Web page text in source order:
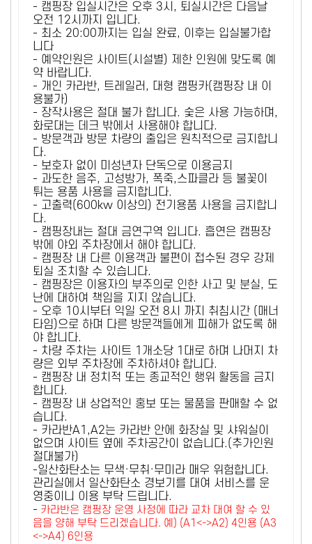
- 캠핑장 입실시간은 오후 3시, 퇴실시간은 다음날
오전 12시까지 입니다.
- 최소 20:00까지는 입실 완료, 이후는 입실불가합
니다
- 예약인원은 사이트(시설별) 제한 인원에 맞도록 예
약 바랍니다.
- 개인 카라반, 트레일러, 대형 캠핑카(캠핑장 내 이
용불가)
- 장작사용은 절대 불가 합니다. 숯은 사용 가능하며,
화로대는 데크 밖에서 사용해야 합니다.
- 방문객과 방문 차량의 출입은 원칙적으로 금지합니
다.
- 보호자 없이 미성년자 단독으로 이용금지
- 과도한 음주, 고성방가, 폭죽,스파클라 등 불꽃이
튀는 용품 사용을 금지합니다.
- 고출력(600kw 이상의) 전기용품 사용을 금지합니
다.
- 캠핑장내는 절대 금연구역 입니다. 흡연은 캠핑장
밖에 야외 주차장에서 해야 합니다.
- 캠핑장 내 다른 이용객과 불편이 접수된 경우 강제
퇴실 조치할 수 있습니다.
- 캠핑장은 이용자의 부주의로 인한 사고 및 분실, 도
난에 대하여 책임을 지지 않습니다.
- 오후 10시부터 익일 오전 8시 까지 취침시간 (매너
타임)으로 하며 다른 방문객들에게 피해가 없도록 해
야 합니다.
- 차량 주차는 사이트 1개소당 1대로 하며 나머지 차
량은 외부 주차장에 주차하셔야 합니다.
- 캠핑장 내 정치적 또는 종교적인 행위 활동을 금지
합니다.
- 캠핑장 내 상업적인 홍보 또는 물품을 판매할 수 없
습니다.
- 카라반A1,A2는 카라반 안에 화장실 및 샤워실이
없으며 사이트 옆에 주차공간이 없습니다.(추가인원
절대불가)
-일산화탄소는 무색·무취·무미라 매우 위험합니다.
관리실에서 일산화탄소 경보기를 대여 서비스를 운
영중이니 이용 부탁 드립니다.
- 카라반은 캠핑장 운영 사정에 따라 교차 대여 할 수 있
음을 양해 부탁 드리겠습니다. 예) (A1<->A2) 4인용 (A3
<->A4) 6인용